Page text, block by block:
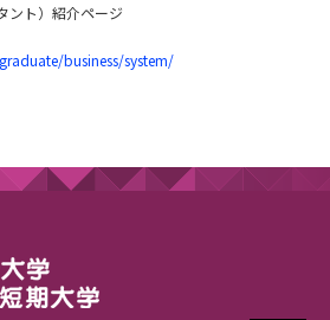
ント）紹介ページ
business/system/